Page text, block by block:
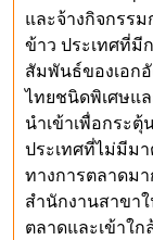
และจ้างกิจกรร
ข้าว ประเทศที่มี
สัมพันธ์ของเอก
ไทยชนิดพิเศษแ
นำเข้าเพื่อกระ
ประเทศที่ไม่มีม
ทางการตลาดม
สำนักงานสาขา
ตลาดและเข้าใ